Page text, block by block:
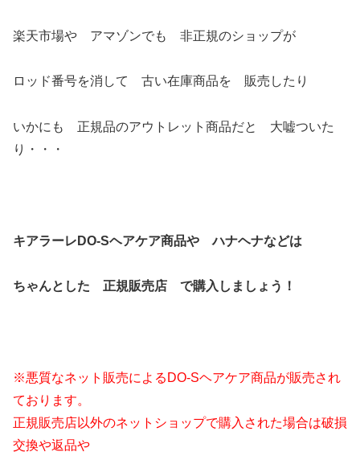
楽天市場や アマゾンでも 非正規のショップが
ロッド番号を消して 古い在庫商品を 販売したり
いかにも 正規品のアウトレット商品だと 大嘘ついた
り・・・
キアラーレDO-Sヘアケア商品や ハナヘナなどは
ちゃんとした 正規販売店 で購入しましょう！
※悪質なネット販売によるDO-Sヘアケア商品が販売され
ております。
正規販売店以外のネットショップで購入された場合は破損
交換や返品や